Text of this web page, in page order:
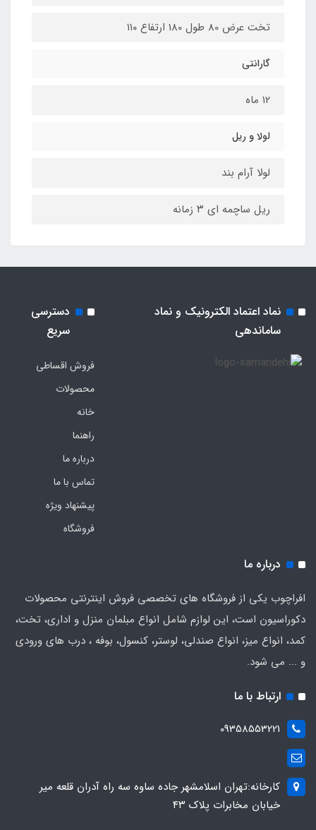
تخت عرض 80 طول 180 ارتفاع ۱۱۰
گارانتی
۱۲ ماه
لولا و ریل
لولا آرام بند
ریل ساچمه ای ۳ زمانه
نماد اعتماد الکترونیک و نماد
ساماندهی
دسترسی
سریع
فروش اقساطی
محصولات
خانه
راهنما
درباره ما
تماس با ما
پیشنهاد ویژه
فروشگاه
درباره ما
افراچوب یکی از فروشگاه های تخصصی فروش اینترنتی محصولات
دکوراسیون است، این لوازم شامل انواع مبلمان منزل و اداری، تخت،
کمد، انواع میز، انواع صندلی، لوستر، کنسول، بوفه ، درب های ورودی
و ... می شود.
ارتباط با ما
09358553221
کارخانه:تهران اسلامشهر جاده ساوه سه راه آدران قلعه میر
خیابان مخابرات پلاک ۴۳